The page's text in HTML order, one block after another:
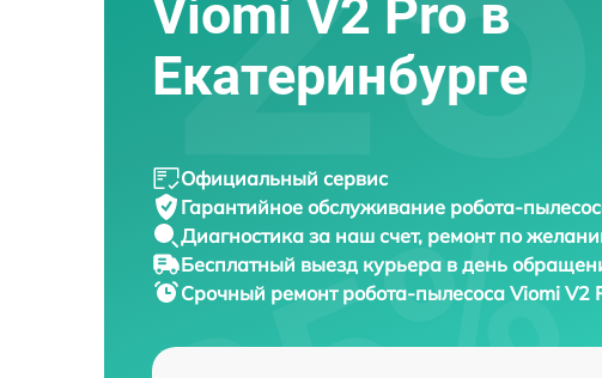
Viomi V2 Pro в
Екатеринбурге
Официальный сервис
Гарантийное обслуживание робота-
Диагностика за наш счет, ремонт по
Бесплатный выезд курьера в день
Срочный ремонт робота-пылесоса Viomi V2